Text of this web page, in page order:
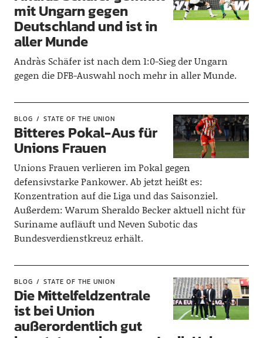
mit Ungarn gegen
Deutschland und ist in
aller Munde
Andràs Schäfer ist nach dem 1:0-Sieg der Ungarn
gegen die DFB-Auswahl noch mehr in aller Munde.
BLOG STATE OF THE UNION
Bitteres Pokal-Aus für
Unions Frauen
Unions Frauen verlieren im Pokal gegen
defensivstarke Pankower. Ab jetzt heißt es:
Konzentration auf die Liga und das Saisonziel.
Außerdem: Warum Sheraldo Becker aktuell nicht für
Suriname aufläuft und Neven Subotic das
Bundesverdienstkreuz erhält.
BLOG STATE OF THE UNION
Die Mittelfeldzentrale
ist bei Union
außerordentlich gut